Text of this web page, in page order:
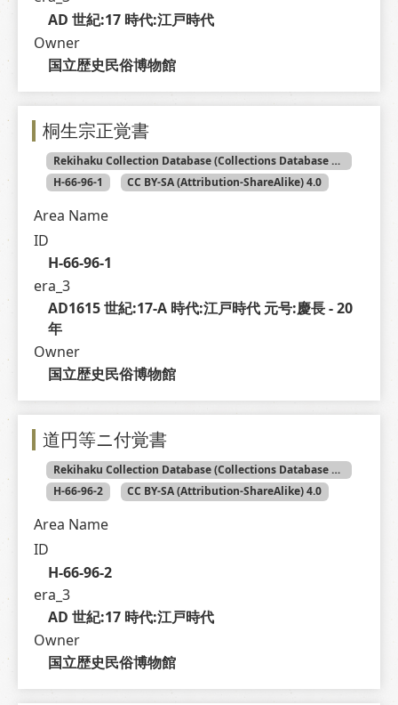
AD 世紀:17 時代:江戸時代
Owner
国立歴史民俗博物館
桐生宗正覚書
Rekihaku Collection Database (Collections Database of the National Museum of Japanese History)
H-66-96-1
CC BY-SA (Attribution-ShareAlike) 4.0
Area Name
ID
H-66-96-1
era_3
AD1615 世紀:17-A 時代:江戸時代 元号:慶長 - 20
年
Owner
国立歴史民俗博物館
道円等ニ付覚書
Rekihaku Collection Database (Collections Database of the National Museum of Japanese History)
H-66-96-2
CC BY-SA (Attribution-ShareAlike) 4.0
Area Name
ID
H-66-96-2
era_3
AD 世紀:17 時代:江戸時代
Owner
国立歴史民俗博物館